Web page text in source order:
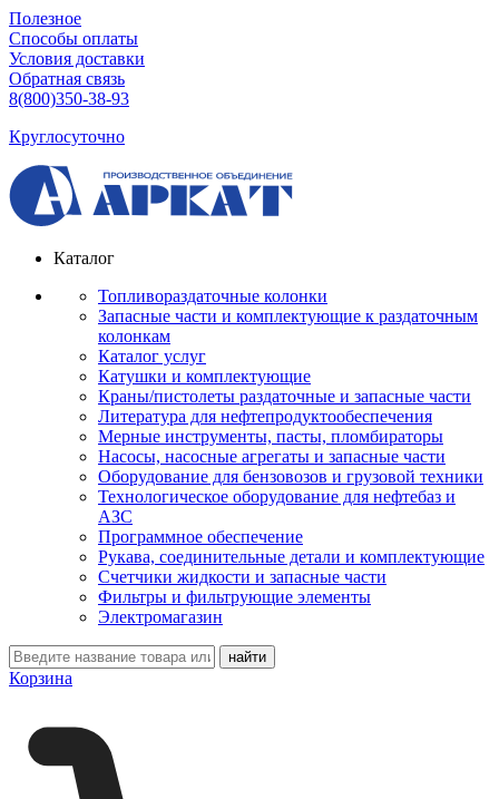
Полезное
Способы оплаты
Условия доставки
Обратная связь
8(800)350-38-93
Круглосуточно
Каталог
Топливораздаточные колонки
Запасные части и комплектующие к раздаточным
колонкам
Каталог услуг
Катушки и комплектующие
Краны/пистолеты раздаточные и запасные части
Литература для нефтепродуктообеспечения
Мерные инструменты, пасты, пломбираторы
Насосы, насосные агрегаты и запасные части
Оборудование для бензовозов и грузовой техники
Технологическое оборудование для нефтебаз и
АЗС
Программное обеспечение
Рукава, соединительные детали и комплектующие
Счетчики жидкости и запасные части
Фильтры и фильтрующие элементы
Электромагазин
Корзина